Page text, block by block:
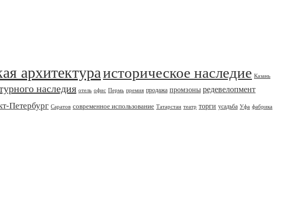
архитектураисторическое наследие Казань
наследия отель офис Пермь премия продажа промзоны редевелопмент
Петербург Саратов современное использование Татарстан театр торги усадьба Уфа фабрика